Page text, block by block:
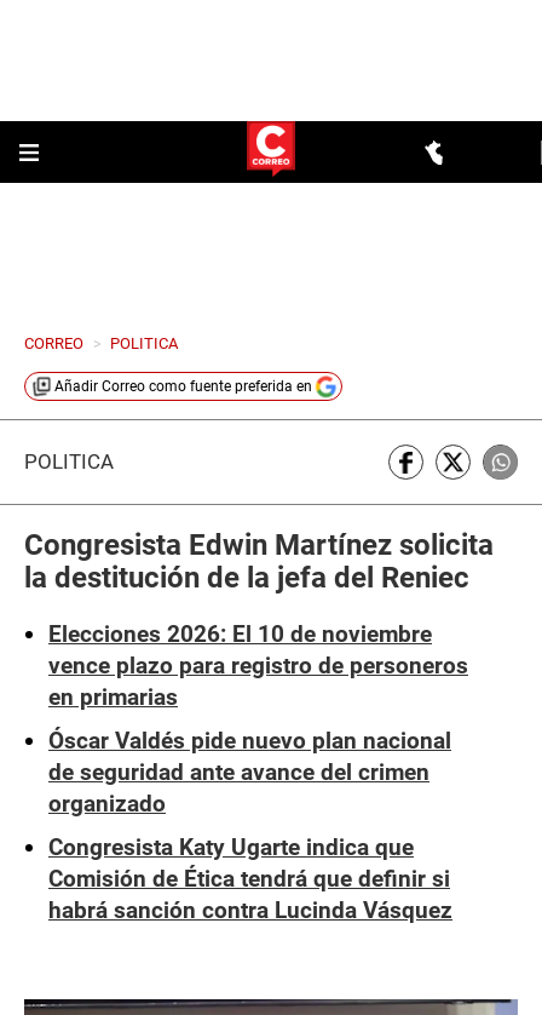
CORREO > POLITICA
Añadir Correo como fuente preferida en
POLÍTICA
Congresista Edwin Martínez solicita
la destitución de la jefa del Reniec
Elecciones 2026: El 10 de noviembre
vence plazo para registro de personeros
en primarias
Óscar Valdés pide nuevo plan nacional
de seguridad ante avance del crimen
organizado
Congresista Katy Ugarte indica que
Comisión de Ética tendrá que definir si
habrá sanción contra Lucinda Vásquez